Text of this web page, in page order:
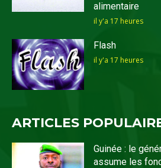
alimentaire
il y'a 17 heures
Flash
il y'a 17 heures
ARTICLES
Guinée : le
assume les